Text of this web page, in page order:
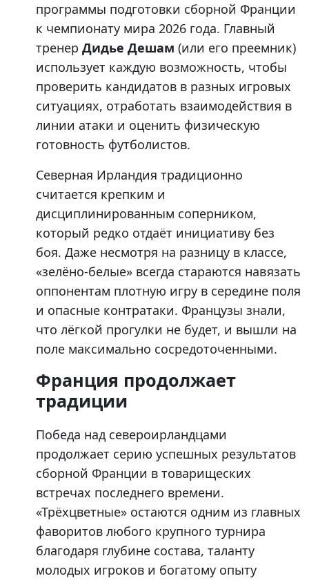
программы подготовки сборной Франции
к чемпионату мира 2026 года. Главный
тренер Дидье Дешам (или его преемник)
использует каждую возможность, чтобы
проверить кандидатов в разных игровых
ситуациях, отработать взаимодействия в
линии атаки и оценить физическую
готовность футболистов.
Северная Ирландия традиционно
считается крепким и
дисциплинированным соперником,
который редко отдаёт инициативу без
боя. Даже несмотря на разницу в классе,
«зелёно-белые» всегда стараются навязать
оппонентам плотную игру в середине поля
и опасные контратаки. Французы знали,
что лёгкой прогулки не будет, и вышли на
поле максимально сосредоточенными.
Франция продолжает
традиции
Победа над североирландцами
продолжает серию успешных результатов
сборной Франции в товарищеских
встречах последнего времени.
«Трёхцветные» остаются одним из главных
фаворитов любого крупного турнира
благодаря глубине состава, таланту
молодых игроков и богатому опыту